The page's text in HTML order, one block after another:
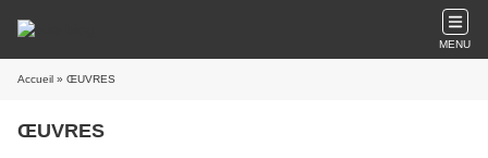
MENU
Accueil » ŒUVRES
ŒUVRES